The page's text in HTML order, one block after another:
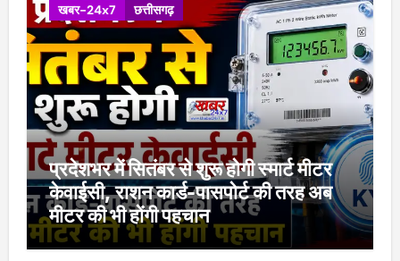
खबर-24x7 छत्तीसगढ़
प्रदेशभर में सितंबर से शुरू होगी स्मार्ट मीटर
केवाईसी, राशन कार्ड-पासपोर्ट की तरह अब
मीटर की भी होंगी पहचान